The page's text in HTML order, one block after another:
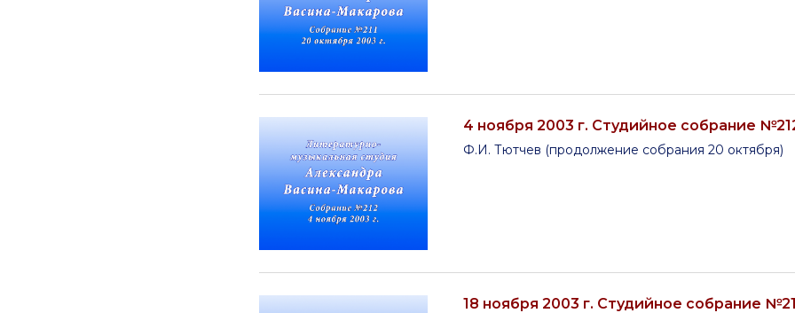
4 ноября 2003 г. Студийное собрание
Ф.И. Тютчев (продолжение собрания 20 октября)
18 ноября 2003 г. Студийное собрание